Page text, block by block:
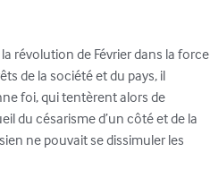
révolution de Février dans la force
de la société et du pays, il
foi, qui tentèrent alors de
du césarisme d’un côté et de la
ne pouvait se dissimuler les